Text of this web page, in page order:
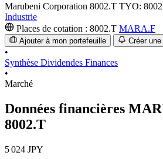
Marubeni Corporation 8002.T TYO: 8002
Industrie
Places de cotation : 8002.T MARA.F
Ajouter à mon portefeuille Créer
•
Synthèse Dividendes Finances
•
Marché
Données financières
8002.T
5 024 JPY